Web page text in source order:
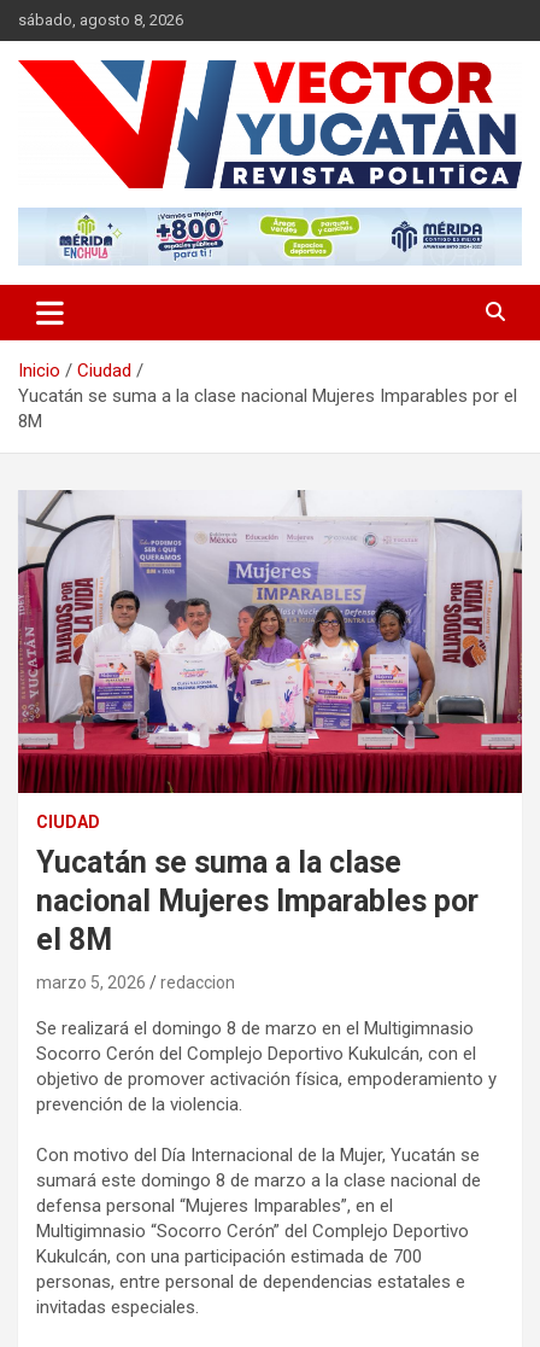
Saltar
al
contenido
sábado, agosto 8, 2026
Vector Yucatán
Inicio
Ciudad
Yucatán se suma a la clase nacional Mujeres Imparables por el
8M
CIUDAD
Yucatán se suma a la clase
nacional Mujeres Imparables por
el 8M
marzo 5, 2026 redaccion
Se realizará el domingo 8 de marzo en el Multigimnasio
Socorro Cerón del Complejo Deportivo Kukulcán, con el
objetivo de promover activación física, empoderamiento y
prevención de la violencia.
Con motivo del Día Internacional de la Mujer, Yucatán se
sumará este domingo 8 de marzo a la clase nacional de
defensa personal “Mujeres Imparables”, en el
Multigimnasio “Socorro Cerón” del Complejo Deportivo
Kukulcán, con una participación estimada de 700
personas, entre personal de dependencias estatales e
invitadas especiales.